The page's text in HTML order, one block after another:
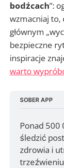
bodźcach”:
wzmacniaj to,
głównym
bezpieczne
inspiracje
warto
SOBER APP
Ponad 500
śledzić
zdrowia i